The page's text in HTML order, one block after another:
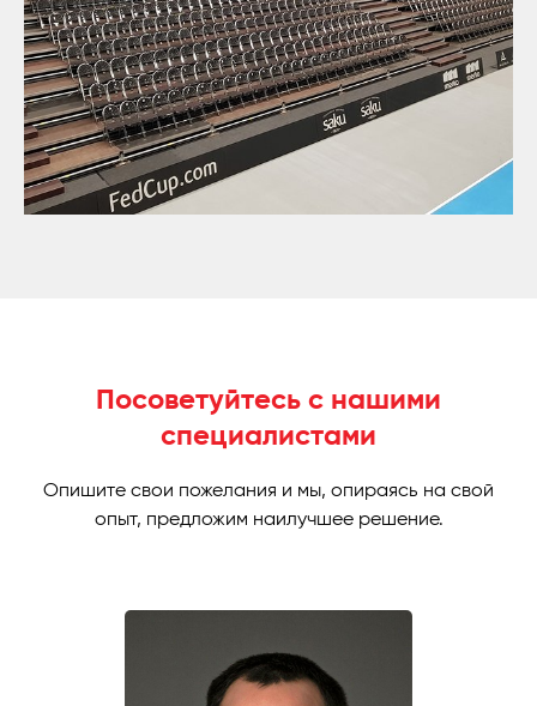
Посоветуйтесь с нашими
специалистами
Опишите свои пожелания и мы, опираясь на свой
опыт, предложим наилучшее решение.